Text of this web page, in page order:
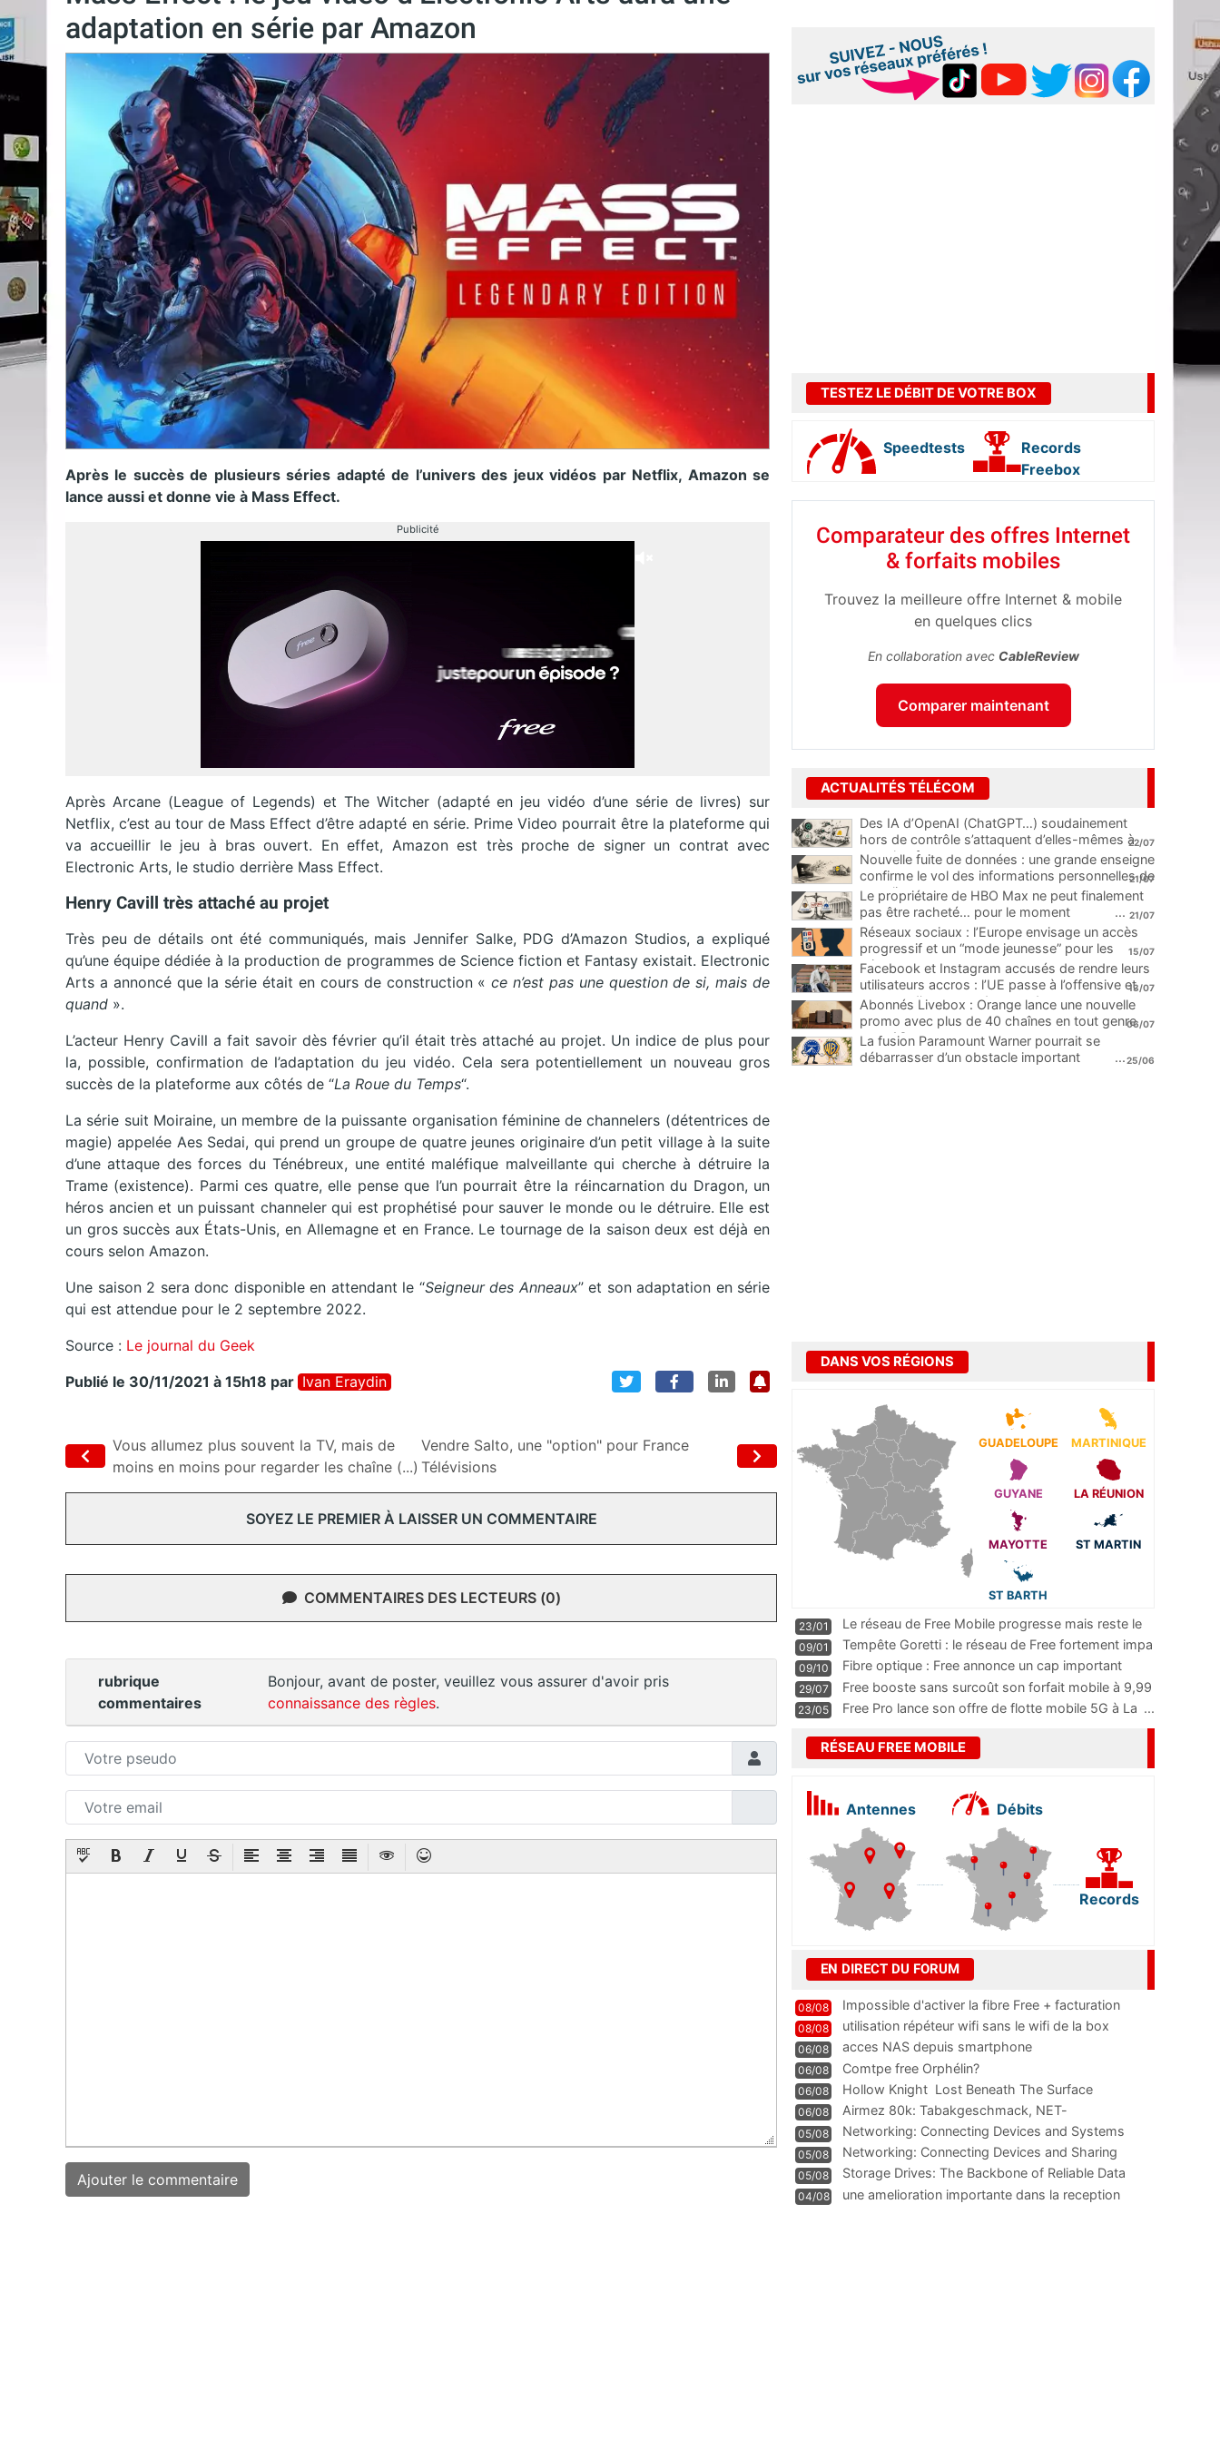
adaptation en série par Amazon
Après le succès de plusieurs séries adapté de l’univers des jeux vidéos par Netflix, Amazon se
lance aussi et donne vie à Mass Effect.
Publicité
Après Arcane (League of Legends) et The Witcher (adapté en jeu vidéo d’une série de livres) sur
Netflix, c’est au tour de Mass Effect d’être adapté en série. Prime Video pourrait être la plateforme qui
va accueillir le jeu à bras ouvert. En effet, Amazon est très proche de signer un contrat avec
Electronic Arts, le studio derrière Mass Effect.
Henry Cavill très attaché au projet
Très peu de détails ont été communiqués, mais Jennifer Salke, PDG d’Amazon Studios, a expliqué
qu’une équipe dédiée à la production de programmes de Science fiction et Fantasy existait. Electronic
Arts a annoncé que la série était en cours de construction «ce n’est pas une question de si, mais de
quand ».
L’acteur Henry Cavill a fait savoir dès février qu’il était très attaché au projet. Un indice de plus pour
la, possible, confirmation de l’adaptation du jeu vidéo. Cela sera potentiellement un nouveau gros
succès de la plateforme aux côtés de “La Roue du Temps“.
La série suit Moiraine, un membre de la puissante organisation féminine de channelers (détentrices de
magie) appelée Aes Sedai, qui prend un groupe de quatre jeunes originaire d’un petit village à la suite
d’une attaque des forces du Ténébreux, une entité maléfique malveillante qui cherche à détruire la
Trame (existence). Parmi ces quatre, elle pense que l’un pourrait être la réincarnation du Dragon, un
héros ancien et un puissant channeler qui est prophétisé pour sauver le monde ou le détruire. Elle est
un gros succès aux États-Unis, en Allemagne et en France. Le tournage de la saison deux est déjà en
cours selon Amazon.
Une saison 2 sera donc disponible en attendant le “Seigneur des Anneaux” et son adaptation en série
qui est attendue pour le 2 septembre 2022.
Source : Le journal du Geek
Publié le 30/11/2021 à 15h18 par Ivan Eraydin
Vous allumez plus souvent la TV, mais de
moins en moins pour regarder les chaîne (...)
Vendre Salto, une "option" pour France
Télévisions
SOYEZ LE PREMIER À LAISSER UN COMMENTAIRE
COMMENTAIRES DES LECTEURS (0)
rubrique
commentaires
Bonjour, avant de poster, veuillez vous assurer d'avoir pris
connaissance des règles.
TESTEZ LE DÉBIT DE VOTRE BOX
Speedtests
Records
Freebox
Comparateur des offres Internet
& forfaits mobiles
Trouvez la meilleure offre Internet & mobile
en quelques clics
En collaboration avec CableReview
Comparer maintenant
ACTUALITÉS TÉLÉCOM
Des IA d’OpenAI (ChatGPT…) soudainement
hors de contrôle s’attaquent d’elles-mêmes à
une plateforme
...
22/07
Nouvelle fuite de données : une grande enseigne
confirme le vol des informations personnelles de
ses clients
...
21/07
Le propriétaire de HBO Max ne peut finalement
pas être racheté… pour le moment
... 21/07
Réseaux sociaux : l’Europe envisage un accès
progressif et un “mode jeunesse” pour les
mineurs
...
15/07
Facebook et Instagram accusés de rendre leurs
utilisateurs accros : l’UE passe à l’offensive et
menace d’une amende record
...
13/07
Abonnés Livebox : Orange lance une nouvelle
promo avec plus de 40 chaînes en tout genre
pour 1€
06/07
La fusion Paramount Warner pourrait se
débarrasser d’un obstacle important
...25/06
DANS VOS RÉGIONS
GUADELOUPE MARTINIQUE
GUYANE LA RÉUNION
MAYOTTE ST MARTIN
ST BARTH
23/01
Le réseau de Free Mobile progresse mais reste le
m
...
09/01
Tempête Goretti : le réseau de Free fortement impa
09/10
Fibre optique : Free annonce un cap important
pass
...
29/07
Free booste sans surcoût son forfait mobile à 9,99
23/05 Free Pro lance son offre de flotte mobile 5G à La ...
RÉSEAU FREE MOBILE
Antennes Débits
Records
EN DIRECT DU FORUM
08/08
Impossible d'activer la fibre Free + facturation
résiliation
08/08 utilisation répéteur wifi sans le wifi de la box
06/08 acces NAS depuis smartphone
06/08 Comtpe free Orphélin?
06/08 Hollow Knight  Lost Beneath The Surface
06/08
Airmez 80k: Tabakgeschmack, NET-
Technologie und Leistung im
05/08 Networking: Connecting Devices and Systems
05/08
Networking: Connecting Devices and Sharing
Information
05/08
Storage Drives: The Backbone of Reliable Data
Management
04/08
une amelioration importante dans la reception